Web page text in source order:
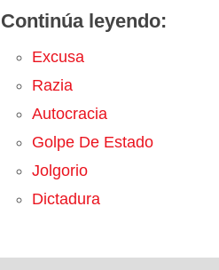
Continúa leyendo:
Excusa
Razia
Autocracia
Golpe De Estado
Jolgorio
Dictadura